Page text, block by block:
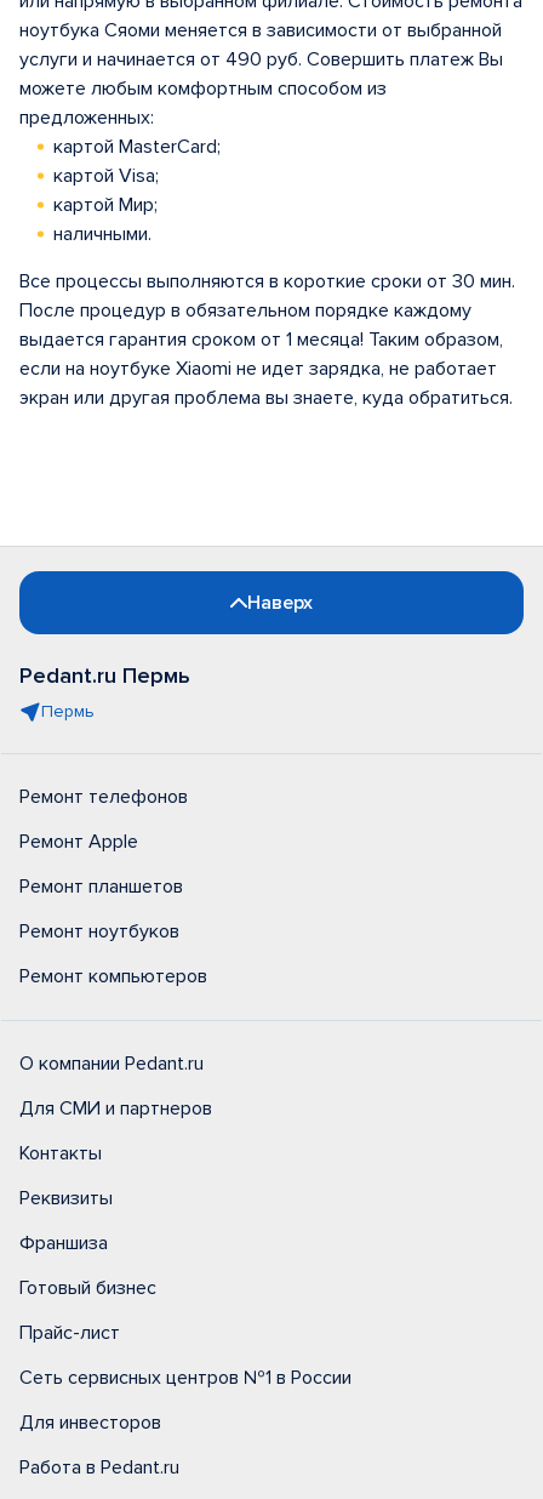
ноутбука Сяоми меняется в зависимости от выбранной
услуги и начинается от 490 руб. Совершить платеж Вы
можете любым комфортным способом из
предложенных:
картой MasterCard;
картой Visa;
картой Мир;
наличными.
Все процессы выполняются в короткие сроки от 30 мин.
После процедур в обязательном порядке каждому
выдается гарантия сроком от 1 месяца! Таким образом,
если на ноутбуке Xiaomi не идет зарядка, не работает
экран или другая проблема вы знаете, куда обратиться.
Наверх
Pedant.ru Пермь
Пермь
Ремонт телефонов
Ремонт Apple
Ремонт планшетов
Ремонт ноутбуков
Ремонт компьютеров
О компании Pedant.ru
Для СМИ и партнеров
Контакты
Реквизиты
Франшиза
Готовый бизнес
Прайс-лист
Сеть сервисных центров №1 в России
Для инвесторов
Работа в Pedant.ru